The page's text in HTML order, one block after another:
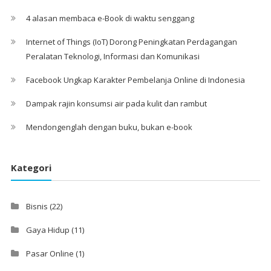
4 alasan membaca e-Book di waktu senggang
Internet of Things (IoT) Dorong Peningkatan Perdagangan
Peralatan Teknologi, Informasi dan Komunikasi
Facebook Ungkap Karakter Pembelanja Online di Indonesia
Dampak rajin konsumsi air pada kulit dan rambut
Mendongenglah dengan buku, bukan e-book
Kategori
Bisnis (22)
Gaya Hidup (11)
Pasar Online (1)